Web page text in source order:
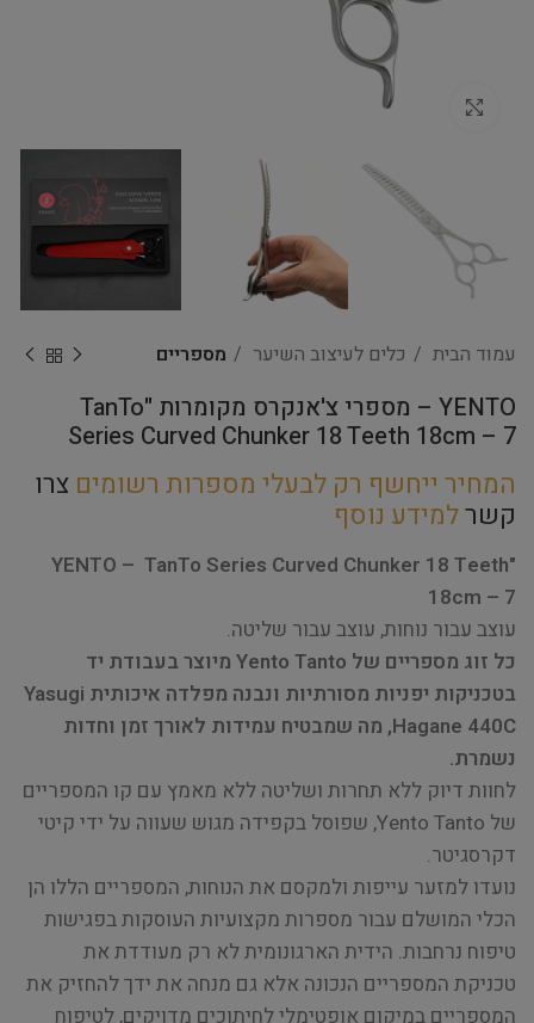
Click to enlarge
עמוד הבית כלים לעיצוב השיער מספריים
YENTO – מספרי צ'אנקרס מקומרות "TanTo
Series Curved Chunker 18 Teeth 18cm – 7
המחיר ייחשף רק לבעלי מספרות רשומים צרו
קשרלמידע נוסף
"YENTO – TanTo Series Curved Chunker 18 Teeth
18cm – 7
עוצב עבור נוחות, עוצב עבור שליטה.
כל זוג מספריים של Yento Tanto מיוצר בעבודת יד
בטכניקות יפניות מסורתיות ונבנה מפלדה איכותית Yasugi
Hagane 440C, מה שמבטיח עמידות לאורך זמן וחדות
נשמרת.
לחוות דיוק ללא תחרות ושליטה ללא מאמץ עם קו המספריים
של Yento Tanto, שפוסל בקפידה מגוש שעווה על ידי קיטי
דקרסגיטר.
נועדו למזער עייפות ולמקסם את הנוחות, המספריים הללו הן
הכלי המושלם עבור מספרות מקצועיות העוסקות בפגישות
טיפוח נרחבות. הידית הארגונומית לא רק מעודדת את
טכניקת המספריים הנכונה אלא גם מנחה את ידך להחזיק את
המספריים במיקום אופטימלי לחיתוכים מדויקים, לטיפוח